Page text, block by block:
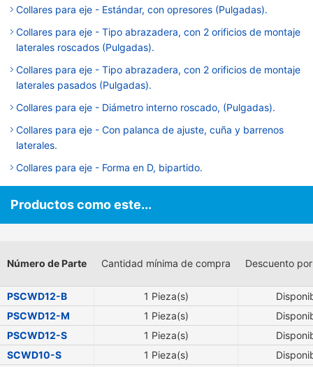
Collares para eje - Estándar, con opresores (Pulgadas).
Collares para eje - Tipo abrazadera, con 2 orificios de montaje
laterales roscados (Pulgadas).
Collares para eje - Tipo abrazadera, con 2 orificios de montaje
laterales pasados (Pulgadas).
Collares para eje - Diámetro interno roscado, (Pulgadas).
Collares para eje - Con palanca de ajuste, cuña y barrenos
laterales.
Collares para eje - Forma en D, bipartido.
Productos como este...
Número de Parte Cantidad mínima de compra Descuento
PSCWD12-B 1 Pieza(s)
PSCWD12-M
1 Pieza(s)
PSCWD12-S
1 Pieza(s)
SCWD10-S
1 Pieza(s)